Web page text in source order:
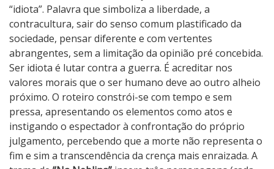
“idiota”. Palavra que simboliza a liberdade, a
contracultura, sair do senso comum plastificado da
sociedade, pensar diferente e com vertentes
abrangentes, sem a limitação da opinião pré concebida.
Ser idiota é lutar contra a guerra. É acreditar nos
valores morais que o ser humano deve ao outro alheio
próximo. O roteiro constrói-se com tempo e sem
pressa, apresentando os elementos como atos e
instigando o espectador à confrontação do próprio
julgamento, percebendo que a morte não representa o
fim e sim a transcendência da crença mais enraizada. A